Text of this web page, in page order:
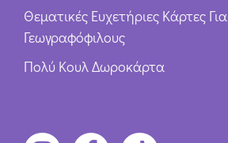
Θεματικές Ευχετήριες Κάρτες Για
Γεωγραφόφιλους
Πολύ Κουλ Δωροκάρτα